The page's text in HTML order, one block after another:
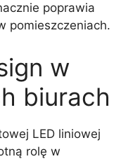
poprawia
pomieszczeniach.
w
biurach
LED liniowej
rolę w